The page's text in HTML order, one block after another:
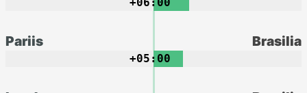
+06:00
Brasilia
Pariis
+05:00